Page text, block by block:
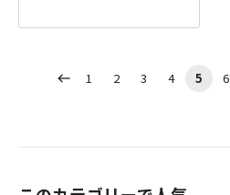
west 1 2 3 4 5 6